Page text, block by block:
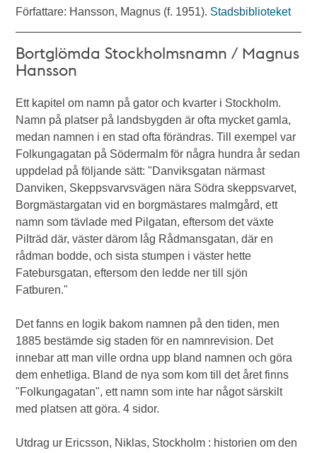
Författare: Hansson, Magnus (f. 1951). Stadsbiblioteket
Bortglömda Stockholmsnamn / Magnus
Hansson
Ett kapitel om namn på gator och kvarter i Stockholm.
Namn på platser på landsbygden är ofta mycket gamla,
medan namnen i en stad ofta förändras. Till exempel var
Folkungagatan på Södermalm för några hundra år sedan
uppdelad på följande sätt: "Danviksgatan närmast
Danviken, Skeppsvarvsvägen nära Södra skeppsvarvet,
Borgmästargatan vid en borgmästares malmgård, ett
namn som tävlade med Pilgatan, eftersom det växte
Pilträd där, väster därom låg Rådmansgatan, där en
rådman bodde, och sista stumpen i väster hette
Fatebursgatan, eftersom den ledde ner till sjön
Fatburen."
Det fanns en logik bakom namnen på den tiden, men
1885 bestämde sig staden för en namnrevision. Det
innebar att man ville ordna upp bland namnen och göra
dem enhetliga. Bland de nya som kom till det året finns
"Folkungagatan", ett namn som inte har något särskilt
med platsen att göra. 4 sidor.
Utdrag ur Ericsson, Niklas, Stockholm : historien om den